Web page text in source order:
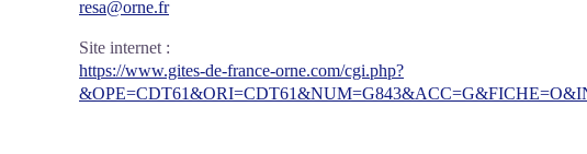
resa@orne.fr
Site internet :
https://www.gites-de-france-orne.com/cgi.php?